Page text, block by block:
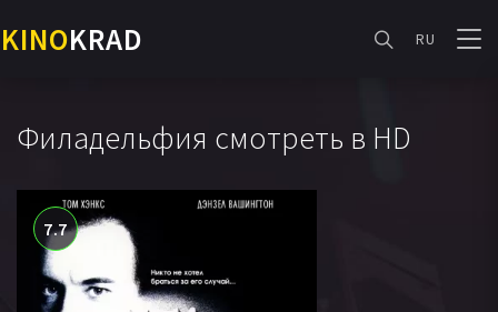
KINOKRAD RU
Филадельфия смотреть в HD
7.7